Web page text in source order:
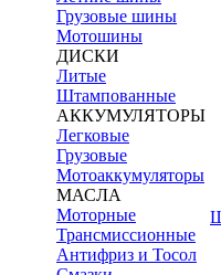
Грузовые шины
Мотошины
ДИСКИ
Литые
Штампованные
АККУМУЛЯТОРЫ
Легковые
Грузовые
Мотоаккумуляторы
МАСЛА
Моторные
Трансмиссионные
Антифриз и Тосол